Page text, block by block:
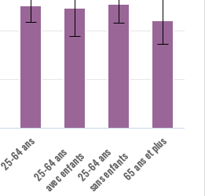
25-64 ans25-64 ans
avec enfants25-64 ans
sans enfants65 ans et plus